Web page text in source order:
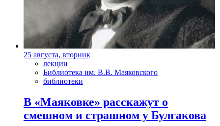
25 августа, вторник
лекции
Библиотека им. В.В. Маяковского
библиотеки
В «Маяковке» расскажут о
смешном и страшном у Булгакова